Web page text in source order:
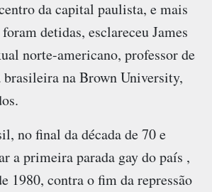
da capital paulista, e mais
detidas, esclareceu James
norte-americano, professor de
na Brown University,
no final da década de 70 e
a primeira parada gay do país ,
1980, contra o fim da repressão